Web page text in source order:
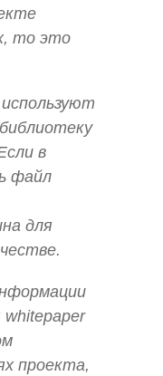
то это
в
файл
для
whitepaper
проекта,